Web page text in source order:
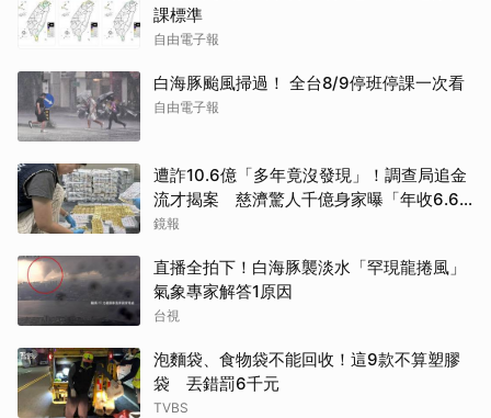
課標準
自由電子報
白海豚颱風掃過！ 全台8/9停班停課一次看
自由電子報
遭詐10.6億「多年竟沒發現」！調查局追金
流才揭案 慈濟驚人千億身家曝「年收6.6
億利息」
鏡報
直播全拍下！白海豚襲淡水「罕現龍捲風」
氣象專家解答1原因
台視
泡麵袋、食物袋不能回收！這9款不算塑膠
袋 丟錯罰6千元
TVBS